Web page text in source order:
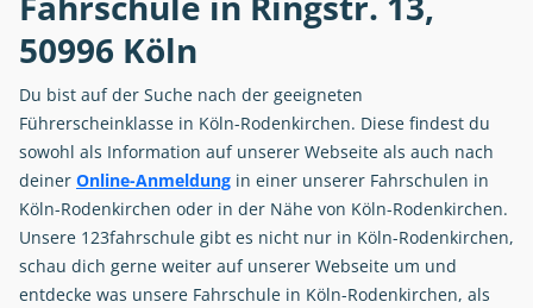
50996 Köln
Du bist auf der Suche nach der geeigneten
Führerscheinklasse in Köln-Rodenkirchen. Diese findest du
sowohl als Information auf unserer Webseite als auch nach
deiner Online-Anmeldung in einer unserer Fahrschulen in
Köln-Rodenkirchen oder in der Nähe von Köln-Rodenkirchen.
Unsere 123fahrschule gibt es nicht nur in Köln-Rodenkirchen,
schau dich gerne weiter auf unserer Webseite um und
entdecke was unsere Fahrschule in Köln-Rodenkirchen, als